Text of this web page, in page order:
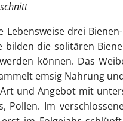
Lebensweise drei
bilden die solitären
können. Das
emsig Nahrung
und Angebot mit
Pollen. Im